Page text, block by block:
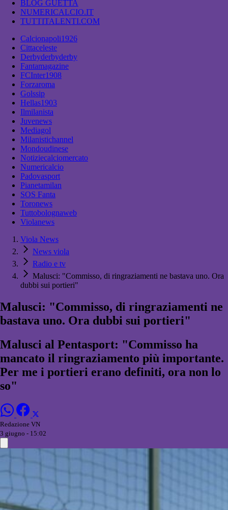
BLOG GUETTA
NUMERICALCIO.IT
TUTTITALENTI.COM
Calcionapoli1926
Cittaceleste
Derbyderbyderby
Fantamagazine
FCInter1908
Forzaroma
Golssip
Hellas1903
Ilmilanista
Juvenews
Mediagol
Milanistichannel
Mondoudinese
Notiziecalciomercato
Numericalcio
Padovasport
Pianetamilan
SOS Fanta
Toronews
Tuttobolognaweb
Violanews
Viola News
News viola
Radio e tv
Malusci: "Commisso, di ringraziamenti ne bastava uno. Ora
dubbi sui portieri"
Malusci: "Commisso, di ringraziamenti ne
bastava uno. Ora dubbi sui portieri"
Malusci al Pentasport: "Commisso ha
mancato il ringraziamento più importante.
Per me i portieri erano definiti, ora non lo
so"
Redazione VN
3 giugno - 15:02